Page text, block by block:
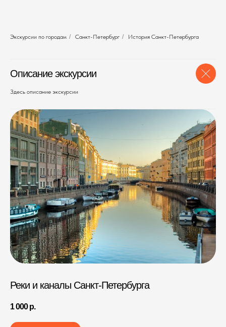
Экскурсии по городам / Санкт-Петербург / История Санкт-Петербурга
Описание экскурсии
Здесь описание экскурсии
Реки и каналы Санкт-Петербурга
1 000 р.